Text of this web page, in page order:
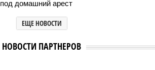
районе СВАО дольщики «Сказочного леса»
– в мае 2026 года были получены
проектной документации и
станций метро южнее, на Люблинской
сказать, прямо противоположная.